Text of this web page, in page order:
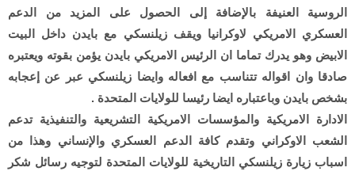
الروسية العنيفة بالإضافة إلى الحصول على المزيد من الدعم
العسكري الامريكي لاوكرانيا ويقف زيلنسكي مع بايدن داخل البيت
الابيض وهو يدرك تماما ان الرئيس الامريكي بايدن يؤمن بقوته ويعتبره
صادقا وان اقواله تتناسب مع افعاله وايضا زيلنسكي عبر عن إعجابه
بشخص بايدن وباعتباره ايضا رئيسا للولايات المتحدة .
الادارة الامريكية والمؤسسات الامريكية التشريعية والتنفيذية تدعم
الشعب الاوكراني وتقدم كافة الدعم العسكري والإنساني وهذا من
اسباب زيارة زيلنسكي التاريخية للولايات المتحدة لتوجيه رسائل شكر